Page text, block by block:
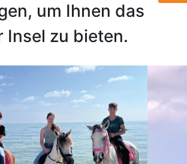
um Ihnen das
Insel zu bieten.